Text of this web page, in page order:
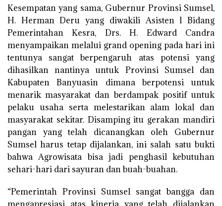
Kesempatan yang sama, Gubernur Provinsi Sumsel,
H. Herman Deru yang diwakili Asisten l Bidang
Pemerintahan Kesra, Drs. H. Edward Candra
menyampaikan melalui grand opening pada hari ini
tentunya sangat berpengaruh atas potensi yang
dihasilkan nantinya untuk Provinsi Sumsel dan
Kabupaten Banyuasin dimana berpotensi untuk
menarik masyarakat dan berdampak positif untuk
pelaku usaha serta melestarikan alam lokal dan
masyarakat sekitar. Disamping itu gerakan mandiri
pangan yang telah dicanangkan oleh Gubernur
Sumsel harus tetap dijalankan, ini salah satu bukti
bahwa Agrowisata bisa jadi penghasil kebutuhan
sehari-hari dari sayuran dan buah-buahan.
“Pemerintah Provinsi Sumsel sangat bangga dan
mengapresiasi atas kinerja yang telah dijalankan